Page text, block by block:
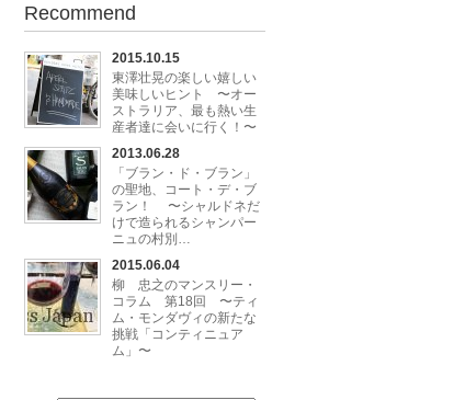
Recommend
2015.10.15
東澤壮晃の楽しい嬉しい
美味しいヒント 〜オー
ストラリア、最も熱い生
産者達に会いに行く！〜
2013.06.28
「ブラン・ド・ブラン」
の聖地、コート・デ・ブ
ラン！ 〜シャルドネだ
けで造られるシャンパー
ニュの村別…
2015.06.04
柳 忠之のマンスリー・
コラム 第18回 〜ティ
ム・モンダヴィの新たな
挑戦「コンティニュア
ム」〜